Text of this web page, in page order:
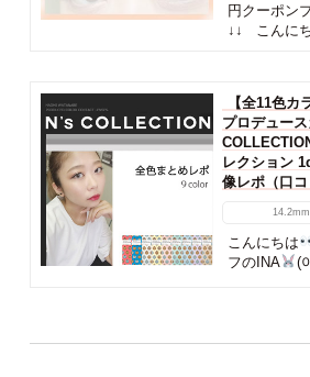
円クーポン
↓↓ こんにち
【全11色カ
プロデュー
レクション
像レポ（口
14.2mm
こんにちは
フのINA
(